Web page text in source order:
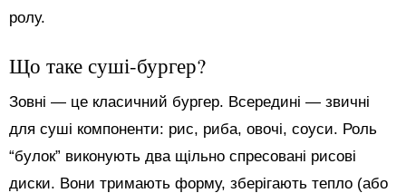
ролу.
Що таке суші-бургер?
Зовні — це класичний бургер. Всередині — звичні
для суші компоненти: рис, риба, овочі, соуси. Роль
“булок” виконують два щільно спресовані рисові
диски. Вони тримають форму, зберігають тепло (або